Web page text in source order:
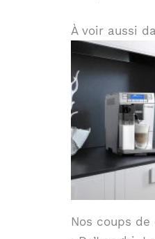
À voir aussi
Nos coups